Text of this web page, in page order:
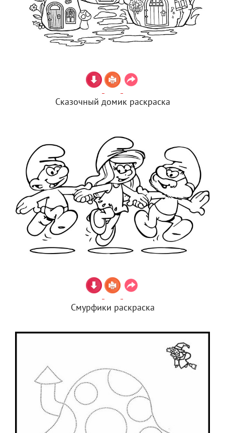
Сказочный домик раскраска
Смурфики раскраска